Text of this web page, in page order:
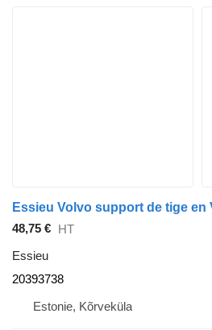
48,75 € HT
Essieu
20393738
Estonie, Kõrveküla